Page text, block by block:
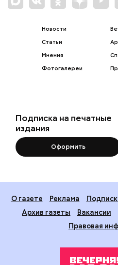
Новости
Статьи
Мнения
Фотогалереи
Подписка на печатные
издания
Оформить
О газете Реклама
Архив газеты
Вакансии
Правовая